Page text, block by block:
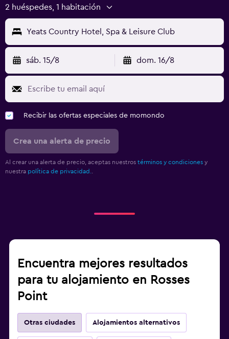
2 huéspedes, 1 habitación
Yeats Country Hotel, Spa & Leisure Club
sáb. 15/8 dom. 16/8
Recibir las ofertas especiales de momondo
Crea una alerta de precio
Al crear una alerta de precio, aceptas nuestros términos y condiciones y
nuestra política de privacidad.
Encuentra mejores resultados
para tu alojamiento en Rosses
Point
Otras ciudades Alojamientos alternativos